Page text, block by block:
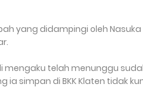
yang didampingi oleh Nasuka
mengaku telah menunggu
ia simpan di BKK Klaten tidak